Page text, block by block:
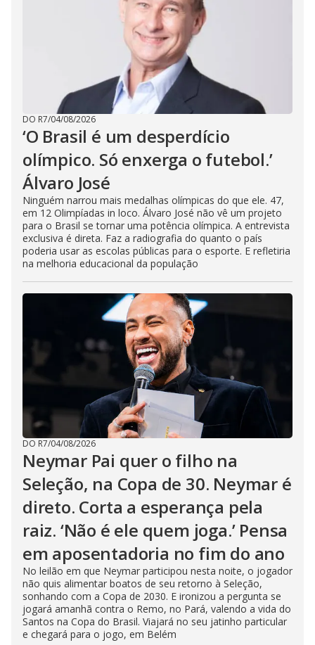
DO R7/04/08/2026
‘O Brasil é um desperdício
olímpico. Só enxerga o futebol.’
Álvaro José
Ninguém narrou mais medalhas olímpicas do que ele. 47,
em 12 Olimpíadas in loco. Álvaro José não vê um projeto
para o Brasil se tornar uma potência olímpica. A entrevista
exclusiva é direta. Faz a radiografia do quanto o país
poderia usar as escolas públicas para o esporte. E refletiria
na melhoria educacional da população
DO R7/04/08/2026
Neymar Pai quer o filho na
Seleção, na Copa de 30. Neymar é
direto. Corta a esperança pela
raiz. ‘Não é ele quem joga.’ Pensa
em aposentadoria no fim do ano
No leilão em que Neymar participou nesta noite, o jogador
não quis alimentar boatos de seu retorno à Seleção,
sonhando com a Copa de 2030. E ironizou a pergunta se
jogará amanhã contra o Remo, no Pará, valendo a vida do
Santos na Copa do Brasil. Viajará no seu jatinho particular
e chegará para o jogo, em Belém